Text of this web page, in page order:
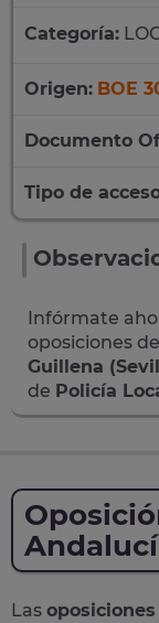
Categoría:
Origen: BOE
Documento
Tipo de
Infórmate
oposiciones de
Guillena
de Policía
Las